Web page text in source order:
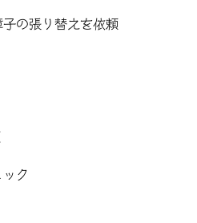
の張り替えを依頼
ク